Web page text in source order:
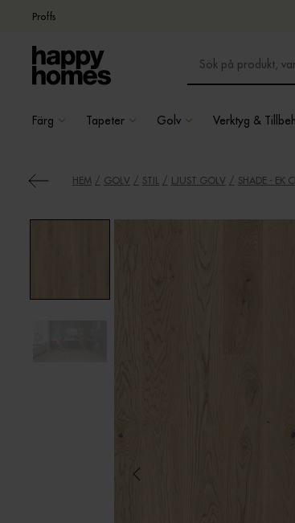
Proffs
Färg Tapeter Golv Verktyg &
HEM GOLV STIL LJUST GOLV SHADE - EK